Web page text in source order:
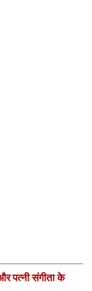
पत्नी संगीता के